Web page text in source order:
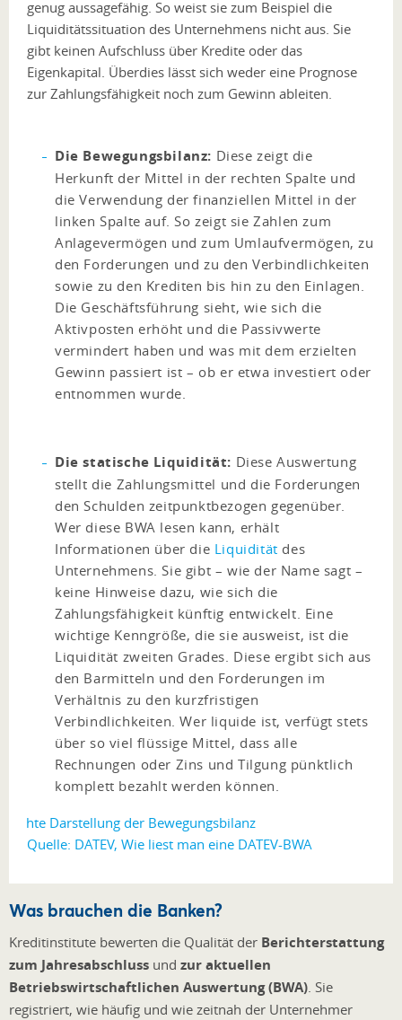
genug aussagefähig. So weist sie zum Beispiel die
Liquiditätssituation des Unternehmens nicht aus. Sie
gibt keinen Aufschluss über Kredite oder das
Eigenkapital. Überdies lässt sich weder eine Prognose
zur Zahlungsfähigkeit noch zum Gewinn ableiten.
Die Bewegungsbilanz: Diese zeigt die
Herkunft der Mittel in der rechten Spalte und
die Verwendung der finanziellen Mittel in der
linken Spalte auf. So zeigt sie Zahlen zum
Anlagevermögen und zum Umlaufvermögen, zu
den Forderungen und zu den Verbindlichkeiten
sowie zu den Krediten bis hin zu den Einlagen.
Die Geschäftsführung sieht, wie sich die
Aktivposten erhöht und die Passivwerte
vermindert haben und was mit dem erzielten
Gewinn passiert ist – ob er etwa investiert oder
entnommen wurde.
Die statische Liquidität: Diese Auswertung
stellt die Zahlungsmittel und die Forderungen
den Schulden zeitpunktbezogen gegenüber.
Wer diese BWA lesen kann, erhält
Informationen über die Liquidität des
Unternehmens. Sie gibt – wie der Name sagt –
keine Hinweise dazu, wie sich die
Zahlungsfähigkeit künftig entwickelt. Eine
wichtige Kenngröße, die sie ausweist, ist die
Liquidität zweiten Grades. Diese ergibt sich aus
den Barmitteln und den Forderungen im
Verhältnis zu den kurzfristigen
Verbindlichkeiten. Wer liquide ist, verfügt stets
über so viel flüssige Mittel, dass alle
Rechnungen oder Zins und Tilgung pünktlich
komplett bezahlt werden können.
Quelle: DATEV, Wie liest man eine DATEV-BWA
Was brauchen die Banken?
Kreditinstitute bewerten die Qualität der Berichterstattung
zum Jahresabschluss und zur aktuellen
Betriebswirtschaftlichen Auswertung (BWA) . Sie
registriert, wie häufig und wie zeitnah der Unternehmer